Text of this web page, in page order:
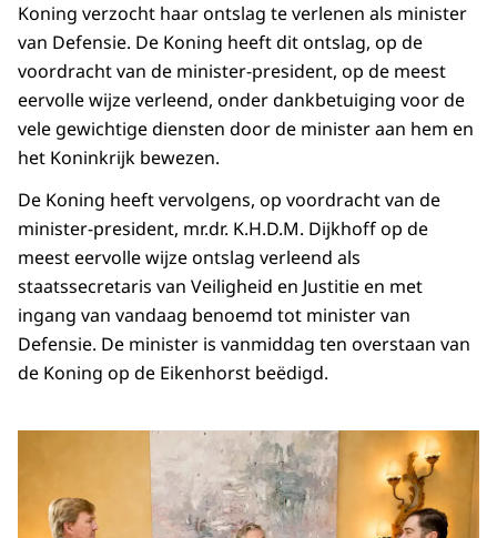
Koning verzocht haar ontslag te verlenen als minister
van Defensie. De Koning heeft dit ontslag, op de
voordracht van de minister-president, op de meest
eervolle wijze verleend, onder dankbetuiging voor de
vele gewichtige diensten door de minister aan hem en
het Koninkrijk bewezen.
De Koning heeft vervolgens, op voordracht van de
minister-president, mr.dr. K.H.D.M. Dijkhoff op de
meest eervolle wijze ontslag verleend als
staatssecretaris van Veiligheid en Justitie en met
ingang van vandaag benoemd tot minister van
Defensie. De minister is vanmiddag ten overstaan van
de Koning op de Eikenhorst beëdigd.